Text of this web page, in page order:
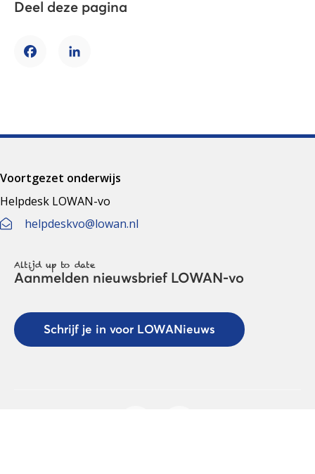
Deel deze pagina
FacebookLinkedIn
Voortgezet onderwijs
Helpdesk LOWAN-vo
helpdeskvo@lowan.nl
Altijd up to date
Aanmelden nieuwsbrief LOWAN-vo
Schrijf je in voor LOWANieuws